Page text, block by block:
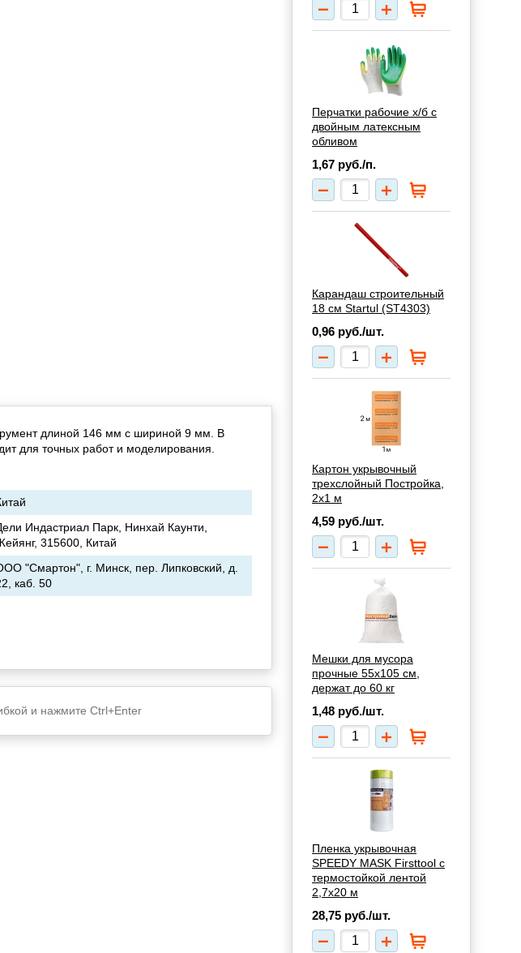
длиной 146 мм с шириной 9 мм. В
для точных работ и моделирования.
Индастриал Парк, Нинхай Каунти,
315600, Китай
"Смартон", г. Минск, пер. Липковский, д.
каб. 50
и нажмите Ctrl+Enter
Перчатки рабочие х/б с
двойным латексным
обливом
1,67 руб./п.
Карандаш строительный
18 см Startul (ST4303)
0,96 руб./шт.
Картон укрывочный
трехслойный Постройка,
2х1 м
4,59 руб./шт.
Мешки для мусора
прочные 55х105 см,
держат до 60 кг
1,48 руб./шт.
Пленка укрывочная
SPEEDY MASK Firsttool с
термостойкой лентой
2,7х20 м
28,75 руб./шт.